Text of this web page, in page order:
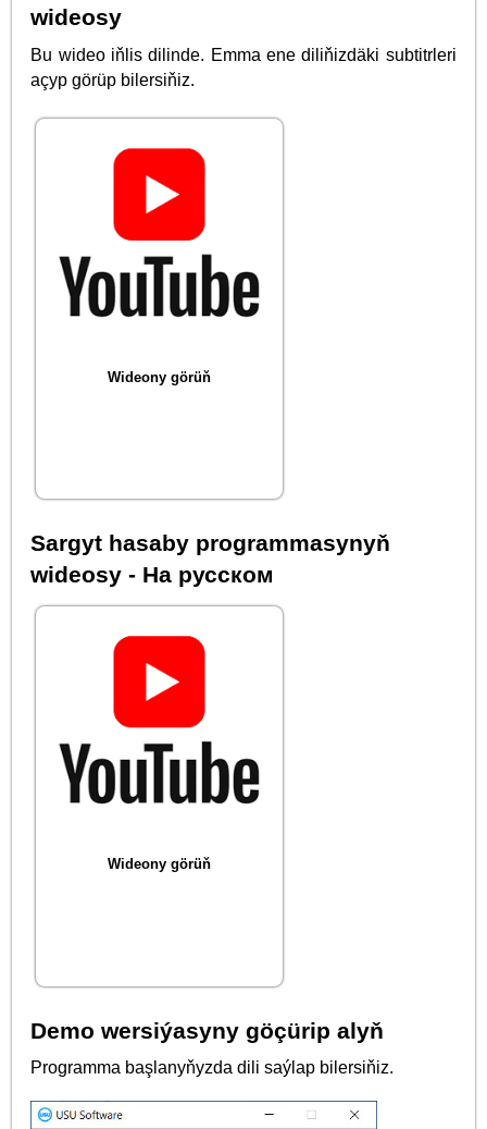
wideosy
Bu wideo iňlis dilinde. Emma ene diliňizdäki subtitrleri
açyp görüp bilersiňiz.
Wideony görüň
Sargyt hasaby programmasynyň
wideosy - На русском
Wideony görüň
Demo wersiýasyny göçürip alyň
Programma başlanyňyzda dili saýlap bilersiňiz.